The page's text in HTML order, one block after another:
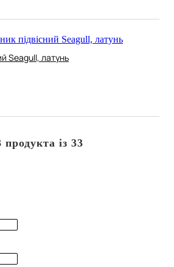
Seagull, латунь
із 33